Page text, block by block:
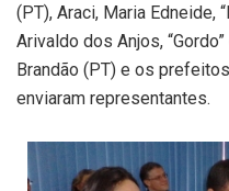
(PT), Araci, Maria Edneide,
Arivaldo dos Anjos,
Brandão (PT) e os
enviaram representantes.